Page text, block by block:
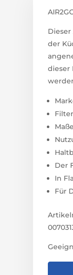
der
dieser
Der
In
Für